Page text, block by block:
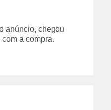
anúncio, chegou
a compra.